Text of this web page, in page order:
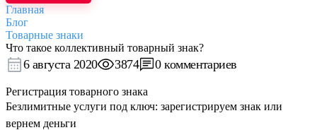
Главная
Блог
Товарные знаки
Что такое коллективный товарный знак?
6 августа 2020 3874 0 комментариев
Регистрация товарного знака
Безлимитные услуги под ключ: зарегистрируем знак или
вернем деньги